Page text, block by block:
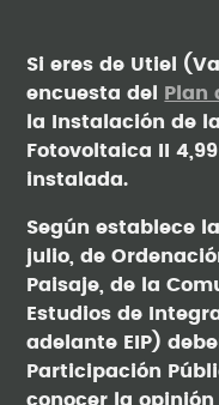
Si eres de Utiel
encuesta del
Plan
la Instalación de
Fotovoltaica II
instalada.
Según establece
julio, de
Paisaje, de la
Estudios de
adelante EIP)
Participación
conocer la